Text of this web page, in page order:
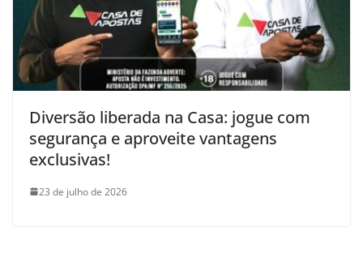
Diversão liberada na Casa: jogue com
segurança e aproveite vantagens
exclusivas!
23 de julho de 2026